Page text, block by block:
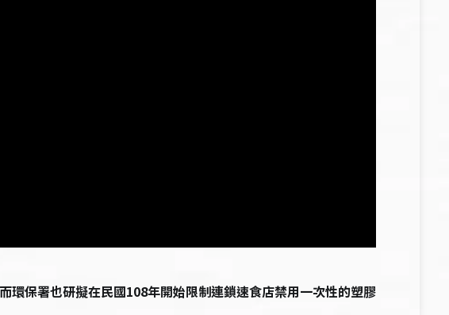
保署也研擬在民國108年開始限制連鎖速食店禁用一次性的塑膠